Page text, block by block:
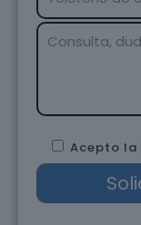
Acepto la